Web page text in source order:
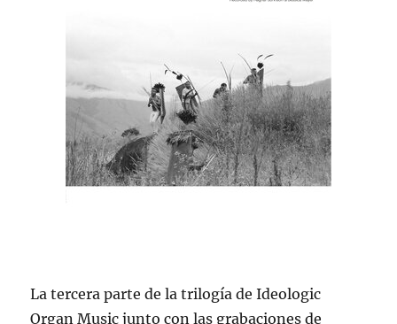
La tercera parte de la trilogía de Ideologic
Organ Music junto con las grabaciones de